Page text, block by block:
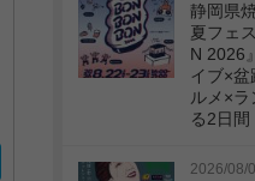
静岡県
夏フェ
N 2026
イブ×
ルメ×ラ
る2日間
2026/08/